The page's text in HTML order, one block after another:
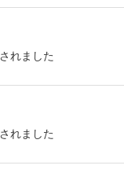
れました
れました